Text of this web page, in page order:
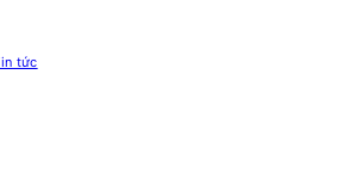
tức